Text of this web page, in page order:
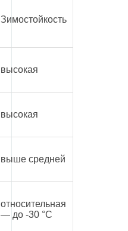
Зимостойкость
высокая
высокая
выше средней
относительная
— до -30 °C